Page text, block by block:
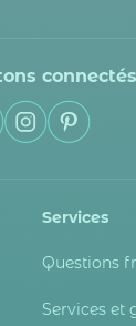
connectés
Services
Questions
Services et